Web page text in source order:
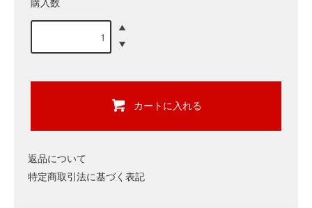
購入数
カートに入れる
返品について
特定商取引法に基づく表記